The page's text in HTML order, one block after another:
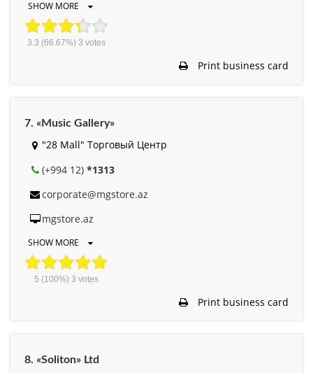
SHOW MORE
3.3 (66.67%) 3 votes
Print business card
7. «Music Gallery»
"28 Mall" Торговый Центр
(+994 12) *1313
corporate@mgstore.az
mgstore.az
SHOW MORE
5 (100%) 3 votes
Print business card
8. «Soliton» Ltd